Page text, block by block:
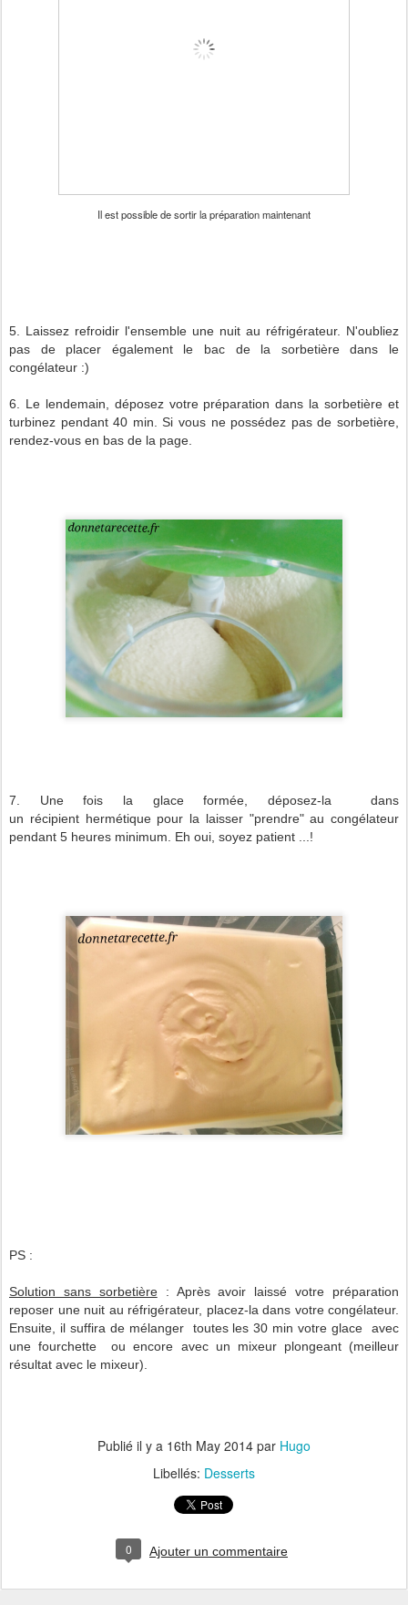
Il est possible de sortir la préparation maintenant
5. Laissez refroidir l'ensemble une nuit au réfrigérateur. N'oubliez
pas de placer également le bac de la sorbetière dans le
congélateur :)
6. Le lendemain, déposez votre préparation dans la sorbetière et
turbinez pendant 40 min. Si vous ne possédez pas de sorbetière,
rendez-vous en bas de la page.
7. Une fois la glace formée, déposez-la dans
un récipient hermétique pour la laisser "prendre" au congélateur
pendant 5 heures minimum. Eh oui, soyez patient ...!
PS :
Solution sans sorbetière: Après avoir laissé votre préparation
reposer une nuit au réfrigérateur, placez-la dans votre congélateur.
Ensuite, il suffira de mélanger toutes les 30 min votre glace avec
une fourchette ou encore avec un mixeur plongeant (meilleur
résultat avec le mixeur).
Publié il y a 16th May 2014 par Hugo
Libellés: Desserts
0 Ajouter un commentaire